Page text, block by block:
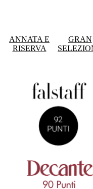
ANNATA E
RISERVA
GRAN